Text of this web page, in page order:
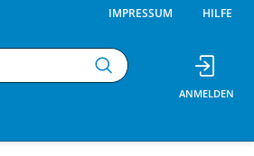
IMPRESSUM HILFE